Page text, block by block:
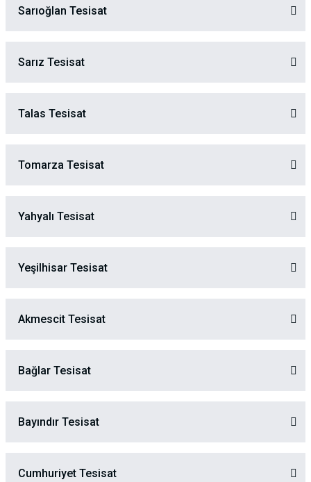
Sarıoğlan Tesisat
Sarız Tesisat
Talas Tesisat
Tomarza Tesisat
Yahyalı Tesisat
Yeşilhisar Tesisat
Akmescit Tesisat
Bağlar Tesisat
Bayındır Tesisat
Cumhuriyet Tesisat